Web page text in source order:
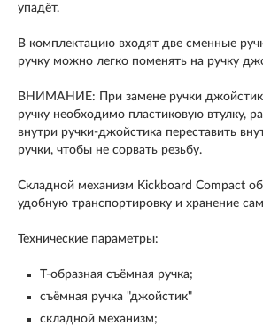
упадёт.
В комплектацию входят две сменные
ручку можно легко поменять на ручку
ВНИМАНИЕ: При замене ручки
ручку необходимо пластиковую втулку,
внутри ручки-джойстика переставить
ручки, чтобы не сорвать резьбу.
Складной механизм Kickboard Compact
удобную транспортировку и хранение
Технические параметры:
T-образная съёмная ручка;
съёмная ручка "джойстик"
складной механизм;